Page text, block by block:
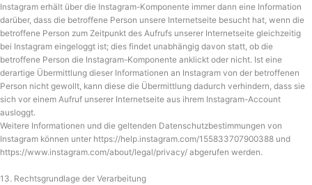
Instagram erhält über die Instagram-Komponente immer dann eine Information
darüber, dass die betroffene Person unsere Internetseite besucht hat, wenn die
betroffene Person zum Zeitpunkt des Aufrufs unserer Internetseite gleichzeitig
bei Instagram eingeloggt ist; dies findet unabhängig davon statt, ob die
betroffene Person die Instagram-Komponente anklickt oder nicht. Ist eine
derartige Übermittlung dieser Informationen an Instagram von der betroffenen
Person nicht gewollt, kann diese die Übermittlung dadurch verhindern, dass sie
sich vor einem Aufruf unserer Internetseite aus ihrem Instagram-Account
ausloggt.
Weitere Informationen und die geltenden Datenschutzbestimmungen von
Instagram können unter https://help.instagram.com/155833707900388 und
https://www.instagram.com/about/legal/privacy/ abgerufen werden.
13. Rechtsgrundlage der Verarbeitung